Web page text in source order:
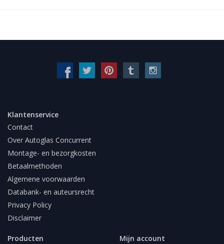
Klantenservice
Contact
Over Autoglas Concurrent
Montage- en bezorgkosten
Betaalmethoden
Algemene voorwaarden
Databank- en auteursrecht
Privacy Policy
Disclaimer
Producten
Mijn account